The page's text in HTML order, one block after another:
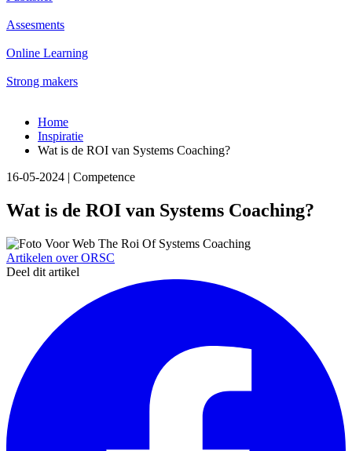
Assesments
Online Learning
Strong makers
Home
Inspiratie
Wat is de ROI van Systems Coaching?
16-05-2024 | Competence
Wat is de ROI van Systems Coaching?
Artikelen over ORSC
Deel dit artikel